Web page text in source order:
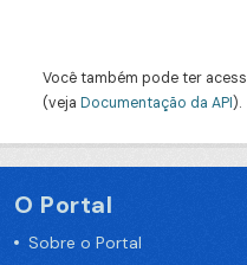
Você também pode ter
(veja Documentação da API).
O Portal
Sobre o Portal